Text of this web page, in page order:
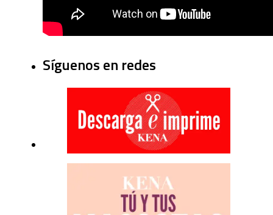
Síguenos en redes